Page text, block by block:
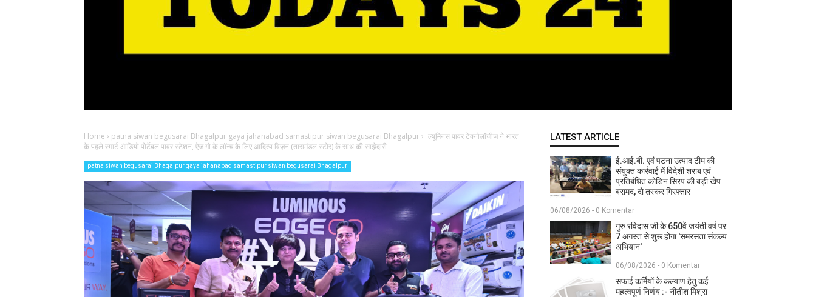
Home › patna siwan begusarai Bhagalpur gaya jahanabad samastipur siwan begusarai Bhagalpur› ल्यूमिनस पावर टेक्नोलॉजीज़ ने भारत
के पहले स्मार्ट ऑडियो पोर्टेबल पावर स्टेशन, ऐज गो के लॉन्च के लिए आदित्य विज़न (तारामंडल स्टोर) के साथ की साझेदारी
patna siwan begusarai Bhagalpur gaya jahanabad samastipur siwan begusarai Bhagalpur
LATEST ARTICLE
ई.आई.बी. एवं पटना उत्पाद टीम की
संयुक्त कार्रवाई में विदेशी शराब एवं
प्रतिबंधित कोडिन सिरप की बड़ी खेप
बरामद, दो तस्कर गिरफ्तार
06/08/2026 - 0 Komentar
गुरु रविदास जी के 650वें जयंती वर्ष पर
7 अगस्त से शुरू होगा 'समरसता संकल्प
अभियान'
06/08/2026 - 0 Komentar
सफाई कर्मियों के कल्याण हेतु कई
महत्वपूर्ण निर्णय :- नीतीश मिश्रा